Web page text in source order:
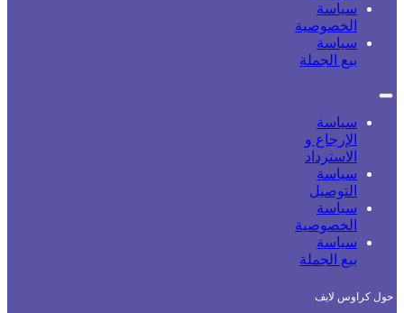
سياسة
الخصوصية
سياسة
بيع الجملة
سياسة
الإرجاع و
الاسترداد
سياسة
التوصيل
سياسة
الخصوصية
سياسة
بيع الجملة
حول كراوس لايف